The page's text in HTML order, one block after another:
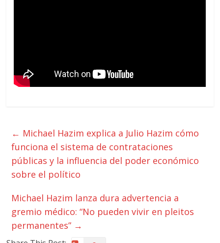
← Michael Hazim explica a Julio Hazim cómo
funciona el sistema de contrataciones
públicas y la influencia del poder económico
sobre el político
Michael Hazim lanza dura advertencia a
gremio médico: “No pueden vivir en pleitos
permanentes” →